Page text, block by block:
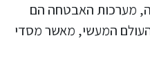
מערכות האבטחה הם
המעשי, מאשר מסדי